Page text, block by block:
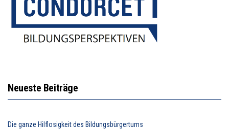
Neueste Beiträge
Die ganze Hilflosigkeit des Bildungsbürgertums